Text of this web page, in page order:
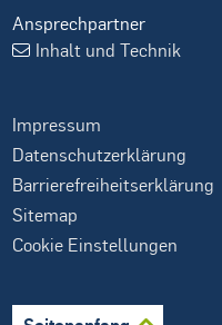
Ansprechpartner
Inhalt und Technik
Impressum
Datenschutzerklärung
Barrierefreiheitserklärung
Sitemap
Cookie Einstellungen